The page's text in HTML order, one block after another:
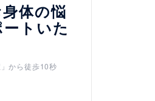
体の悩
トいた
から徒歩10秒